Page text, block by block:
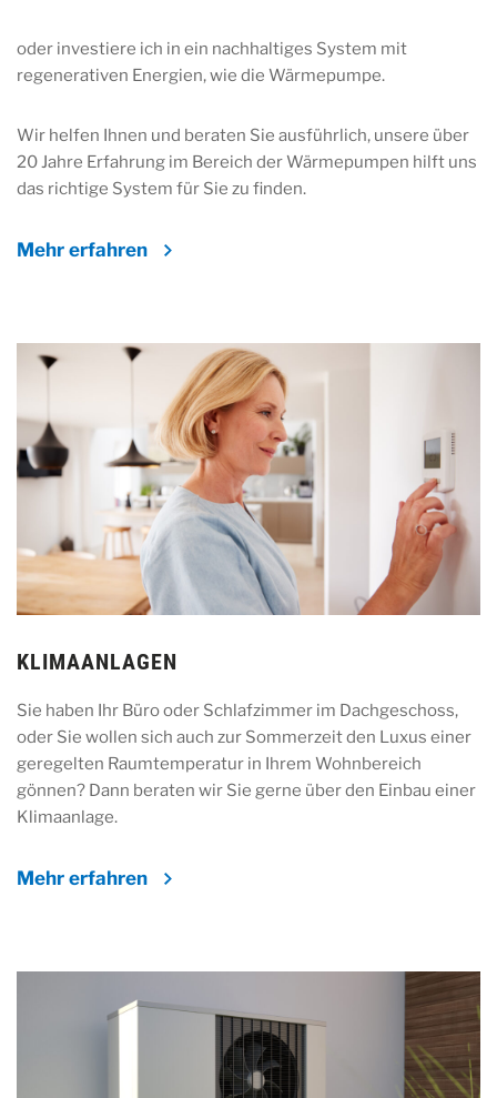
oder investiere ich in ein nachhaltiges System mit
regenerativen Energien, wie die Wärmepumpe.
Wir helfen Ihnen und beraten Sie ausführlich, unsere über
20 Jahre Erfahrung im Bereich der Wärmepumpen hilft uns
das richtige System für Sie zu finden.
Mehr erfahren
KLIMAANLAGEN
Sie haben Ihr Büro oder Schlafzimmer im Dachgeschoss,
oder Sie wollen sich auch zur Sommerzeit den Luxus einer
geregelten Raumtemperatur in Ihrem Wohnbereich
gönnen? Dann beraten wir Sie gerne über den Einbau einer
Klimaanlage.
Mehr erfahren